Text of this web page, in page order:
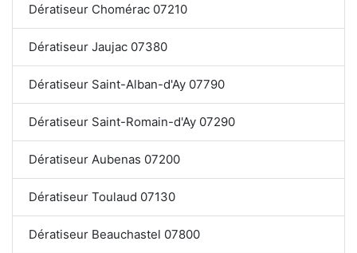
Dératiseur Chomérac 07210
Dératiseur Jaujac 07380
Dératiseur Saint-Alban-d'Ay 07790
Dératiseur Saint-Romain-d'Ay 07290
Dératiseur Aubenas 07200
Dératiseur Toulaud 07130
Dératiseur Beauchastel 07800